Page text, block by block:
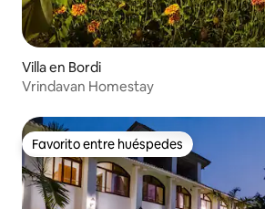
Villa en Bordi
Vrindavan Homestay
Favorito entre huéspedes
Favorito entre huéspedes